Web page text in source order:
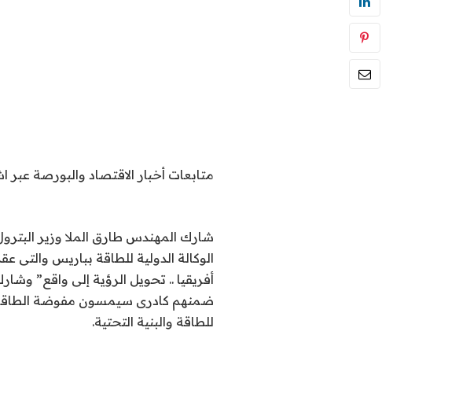
متابعات أخبار الاقتصاد والبورصة عبر
شارك المهندس طارق الملا وزير
الوكالة الدولية للطاقة بباريس
أفريقيا .. تحويل الرؤية إلى واقع”
ضمنهم كادرى سيمسون مفوضة الطاقة
للطاقة والبنية التحتية.